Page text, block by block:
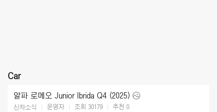
Car
알파 로메오 Junior Ibrida Q4 (2025)
신차소식 운영자 조회 30179 추천 0